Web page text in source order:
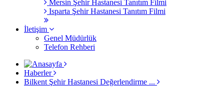
Mersin Şehir Hastanesi Tanıtım Filmi
Isparta Şehir Hastanesi Tanıtım Filmi
İletişim
Genel Müdürlük
Telefon Rehberi
Haberler
Bilkent Şehir Hastanesi Değerlendirme ...